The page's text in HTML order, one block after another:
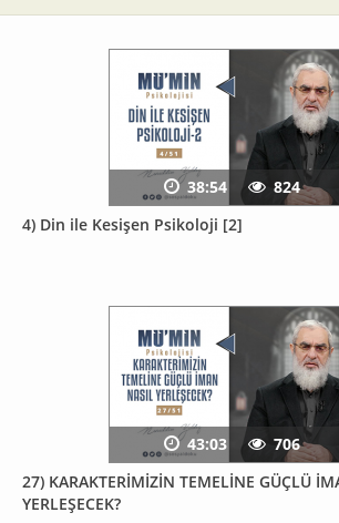
4) Din ile Kesişen Psikoloji [2]
38:54 824
27) KARAKTERİMİZİN TEMELİNE GÜÇLÜ
YERLEŞECEK?
43:03 706